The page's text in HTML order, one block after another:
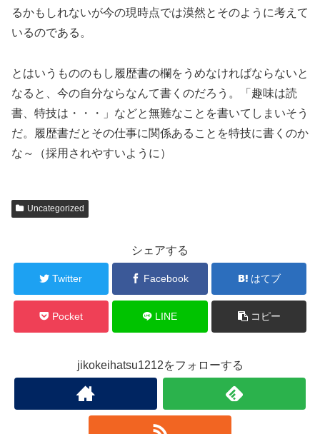
るかもしれないが今の現時点では漠然とそのように考えて
いるのである。
とはいうもののもし履歴書の欄をうめなければならないと
なると、今の自分ならなんて書くのだろう。「趣味は読
書、特技は・・・」などと無難なことを書いてしまいそう
だ。履歴書だとその仕事に関係あることを特技に書くのか
な～（採用されやすいように）
Uncategorized
シェアする
Twitter Facebook はてブ
Pocket LINE コピー
jikokeihatsu1212をフォローする